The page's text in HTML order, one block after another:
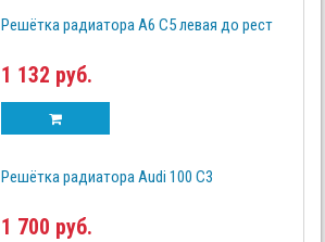
Решётка радиатора A6 C5 левая до рест
1 132 руб.
Решётка радиатора Audi 100 C3
1 700 руб.